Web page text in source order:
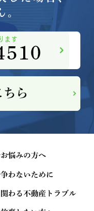
悩みの方へ
わないために
わる不動産トラブル